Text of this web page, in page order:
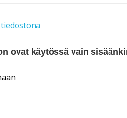
tiedostona
ovat käytössä vain